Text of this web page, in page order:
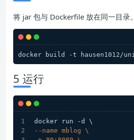
将 jar 包与 Dockerfile 放在同一目录。
docker build -t hausen1012/
5 运行
docker run -d \
--name mblog \